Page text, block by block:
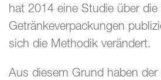
hat 2014 eine Studie über
Getränkeverpackungen
sich die Methodik verändert.
Aus diesem Grund haben